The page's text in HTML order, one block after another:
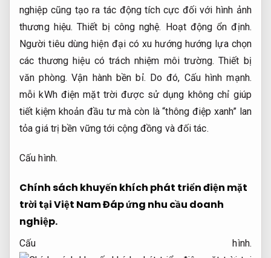
nghiệp cũng tạo ra tác động tích cực đối với hình ảnh
thương hiệu.Thiết bị công nghệ.
Hoạt động ổn định.
Người tiêu dùng hiện đại có xu hướng hướng lựa chọn
các thương hiệu có trách nhiệm môi trường.Thiết bị
văn phòng. Vận hành bền bỉ. Do đó, Cấu hình mạnh.
mỗi kWh điện mặt trời được sử dụng không chỉ giúp
tiết kiệm khoản đầu tư mà còn là “thông điệp xanh” lan
tỏa giá trị bền vững tới cộng đồng và đối tác.
Cấu hình.
Chính sách khuyến khích phát triển điện mặt
trời tại Việt NamĐáp ứng nhu cầu doanh
nghiệp.
Cấu hình.